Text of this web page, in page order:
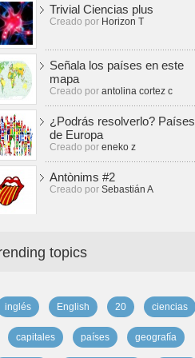
Trivial Ciencias plus
Creado por Horizon T
Señala los países en este
mapa
Creado por antolina cortez c
¿Podrás resolverlo? Países
de Europa
Creado por eneko z
Antònims #2
Creado por Sebastián A
topics
inglés English 20 ciencias
capitales países geografía